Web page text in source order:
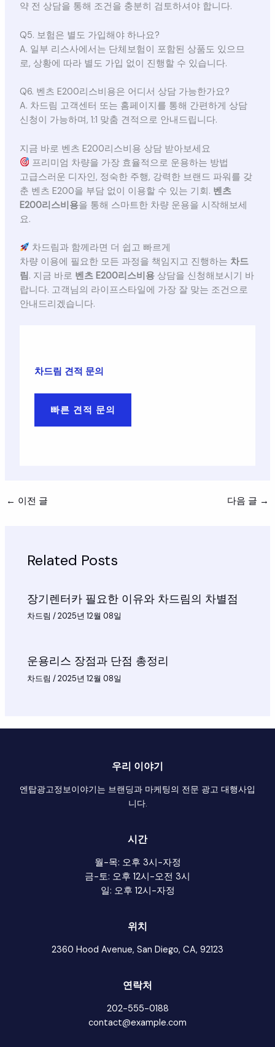
약 전 상담을 통해 조건을 충분히 검토하셔야 합니다.
Q5. 보험은 별도 가입해야 하나요?
A. 일부 리스사에서는 단체보험이 포함된 상품도 있으므
로, 상황에 따라 별도 가입 없이 진행할 수 있습니다.
Q6. 벤츠 E200리스비용은 어디서 상담 가능한가요?
A. 차드림 고객센터 또는 홈페이지를 통해 간편하게 상담
신청이 가능하며, 1:1 맞춤 견적으로 안내드립니다.
지금 바로 벤츠 E200리스비용 상담 받아보세요
프리미엄 차량을 가장 효율적으로 운용하는 방법
고급스러운 디자인, 정숙한 주행, 강력한 브랜드 파워를 갖
춘 벤츠 E200을 부담 없이 이용할 수 있는 기회. 벤츠
E200리스비용을 통해 스마트한 차량 운용을 시작해보세
요.
차드림과 함께라면 더 쉽고 빠르게
차량 이용에 필요한 모든 과정을 책임지고 진행하는 차드
림 . 지금 바로 벤츠 E200리스비용상담을 신청해보시기 바
랍니다. 고객님의 라이프스타일에 가장 잘 맞는 조건으로
안내드리겠습니다.
차드림 견적 문의
빠른 견적 문의
← 이전 글 다음 글 →
Related Posts
장기렌터카 필요한 이유와 차드림의 차별점
차드림 /2025년 12월 08일
운용리스 장점과 단점 총정리
차드림 /2025년 12월 08일
우리 이야기
엔탑광고정보이야기는 브랜딩과 마케팅의 전문 광고 대행사입
니다.
시간
월-목: 오후 3시-자정
금-토: 오후 12시-오전 3시
일: 오후 12시-자정
위치
2360 Hood Avenue, San Diego, CA, 92123
연락처
202-555-0188
contact@example.com